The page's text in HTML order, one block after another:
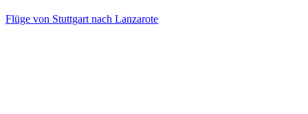
Flüge von Stuttgart nach Lanzarote